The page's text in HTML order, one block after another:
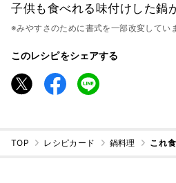
子供も食べれる味付けした鍋
※みやすさのために書式を一部改変してい
このレシピをシェアする
TOP レシピカード 鍋料理 これ